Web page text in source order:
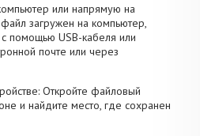
или напрямую на
загружен на компьютер,
помощью USB-кабеля или
почте или через
Откройте файловый
и найдите место, где сохранен